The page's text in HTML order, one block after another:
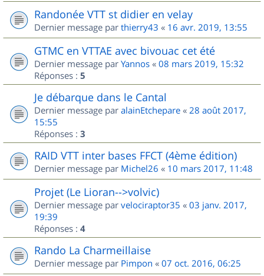
Randonée VTT st didier en velay
Dernier message par thierry43 « 16 avr. 2019, 13:55
GTMC en VTTAE avec bivouac cet été
Dernier message par Yannos « 08 mars 2019, 15:32
Réponses : 5
Je débarque dans le Cantal
Dernier message par alainEtchepare « 28 août 2017,
15:55
Réponses : 3
RAID VTT inter bases FFCT (4ème édition)
Dernier message par Michel26 « 10 mars 2017, 11:48
Projet (Le Lioran-->volvic)
Dernier message par velociraptor35 « 03 janv. 2017,
19:39
Réponses : 4
Rando La Charmeillaise
Dernier message par Pimpon « 07 oct. 2016, 06:25